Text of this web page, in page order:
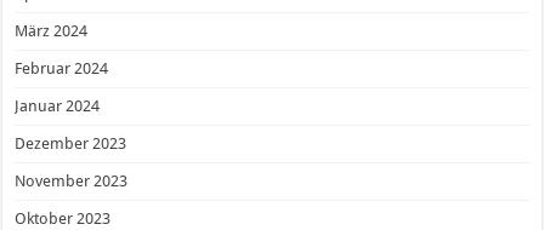
März 2024
Februar 2024
Januar 2024
Dezember 2023
November 2023
Oktober 2023